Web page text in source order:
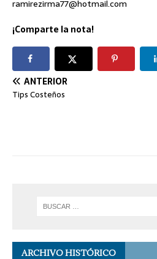
ramirezirma77@hotmail.com
¡Comparte la nota!
ANTERIOR
Tips Costeños
ARCHIVO HISTÓRICO